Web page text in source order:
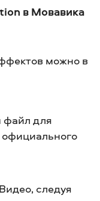
в Мовавика
можно в
файл для
следуя